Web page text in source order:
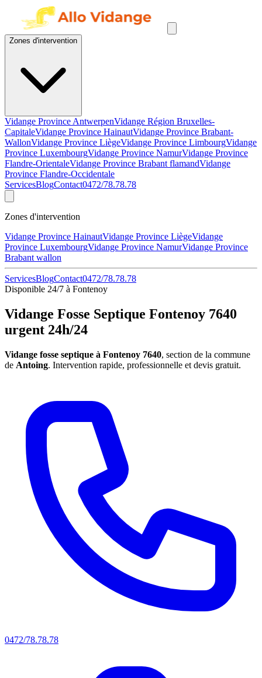
Zones d'intervention
Vidange Province AntwerpenVidange Région Bruxelles-
CapitaleVidange Province HainautVidange Province Brabant-
WallonVidange Province LiègeVidange Province LimbourgVidange
Province LuxembourgVidange Province NamurVidange Province
Flandre-OrientaleVidange Province Brabant flamandVidange
Province Flandre-Occidentale
ServicesBlogContact0472/78.78.78
Zones d'intervention
Vidange Province HainautVidange Province LiègeVidange
Province LuxembourgVidange Province NamurVidange Province
Brabant wallon
ServicesBlogContact0472/78.78.78
Disponible 24/7 à Fontenoy
Vidange Fosse Septique Fontenoy 7640
urgent 24h/24
Vidange fosse septique à Fontenoy 7640, section de la commune
de Antoing. Intervention rapide, professionnelle et devis gratuit.
0472/78.78.78